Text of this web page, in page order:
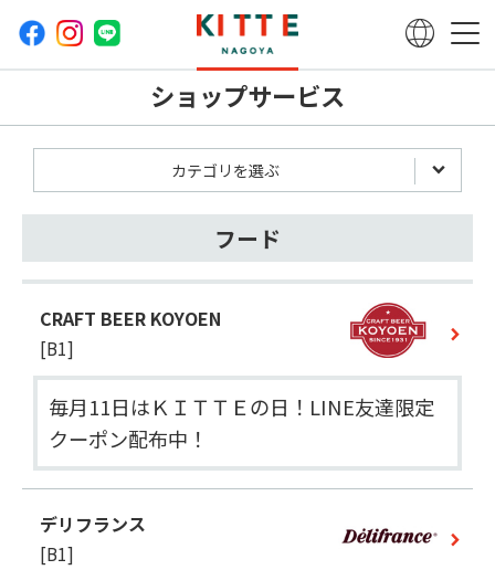
ショップサービス
カテゴリを選ぶ
フード
CRAFT BEER KOYOEN
[B1]
毎月11日はＫＩＴＴＥの日！LINE友達限定
クーポン配布中！
デリフランス
[B1]